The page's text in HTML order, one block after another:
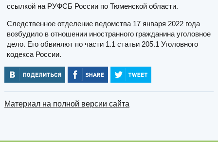
ссылкой на РУФСБ России по Тюменской области.
Следственное отделение ведомства 17 января 2022 года
возбудило в отношении иностранного гражданина уголовное
дело. Его обвиняют по части 1.1 статьи 205.1 Уголовного
кодекса России.
Материал на полной версии сайта